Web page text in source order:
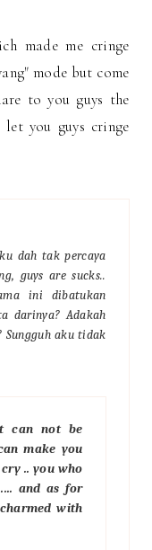
made me cringe
mode but come
to you guys the
you guys cringe
dah tak percaya
guys are sucks..
ini dibatukan
darinya? Adakah
aku tidak
can not be
make you
.. you who
and as for
with